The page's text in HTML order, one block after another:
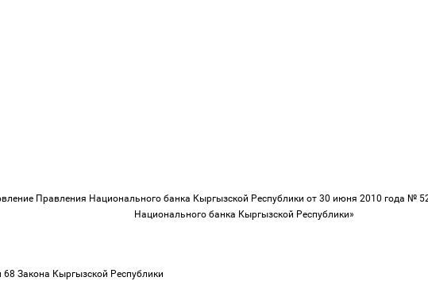
Правления Национального банка Кыргызской Республики от 30 июня 2010 года №
Национального банка Кыргызской Республики»
68 Закона Кыргызской Республики